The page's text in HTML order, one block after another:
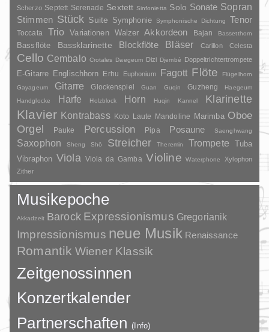
Scherzo Septett Serenade Sextett Sinfonietta Solo Sonate Sopran
Stimmen Stück Suite Symphonie Symphonische Dichtung Tenor
Toccata Trio Variationen Walzer Akkordeon Bajan Bassetthorn
Bassflöte Bassklarinette Blockflöte Bläser Carillon Celesta
Cello Cembalo Crotales Daegeum Dizi Djembé Doppeltrichtertrompete
E-Gitarre Englischhorn Erhu Euphonium Fagott Flöte
Flügelhorn
Gayageum
Gitarre Glockenspiel Guan Guqin Guzheng
Haegeum
Handglocke
Harfe Holzblock Horn Huqin Kannel Klarinette
Klavier Kontrabass Koto Laute Mandoline Marimba Oboe
Orgel Pauke Percussion Pipa Posaune Saenghwang
Saxophon Sheng Shō Streicher Theremin Trompete
Tuba
Vibraphon Viola Viola da Gamba Violine Waterphone
Xylophon
Zither
Musikepoche
Akkadzeit Barock Expressionismus Gregorianik
Impressionismus neue Musik Renaissance
Romantik Wiener Klassik
Zeitgenossinnen
Konzertkalender
Partnerschaften(Info)